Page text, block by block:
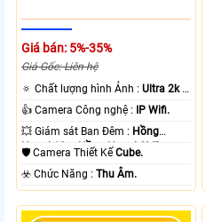
Giá bán: 5%-35%
Giá Gốc: Liên hệ
🔅 Chất lượng hình Ảnh :Ultra 2k +
.
👍 Camera Công nghệ :
IP Wifi.
💥 Giám sát Ban Đêm : Hồng
Ngoại 10m Hồng Ngoại SMD.
🛡 Camera Thiết KếCube.
️☣️ Chức Năng :Thu Âm.